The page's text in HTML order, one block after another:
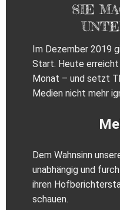
SIE
Im Dezember 2019
Start. Heute
Monat – und setzt
Medien nicht mehr
Dem Wahnsinn
unabhängig und
ihren
schauen.